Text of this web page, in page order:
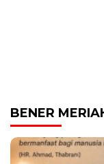
BENER